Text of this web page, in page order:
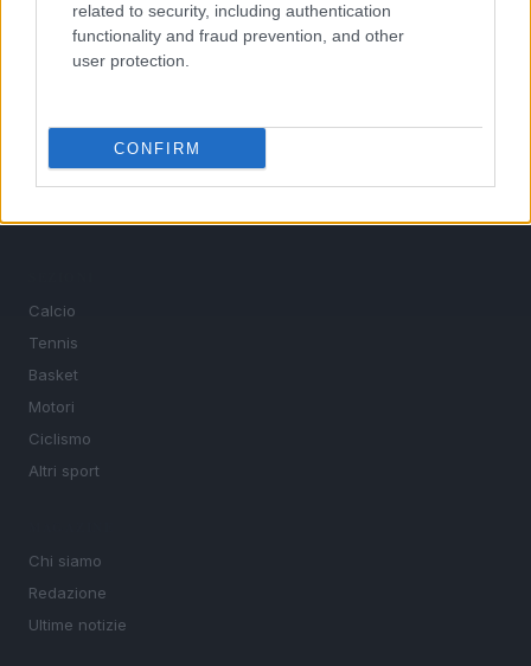
related to security, including authentication
functionality and fraud prevention, and other
user protection.
CONFIRM
Sportmagazine: notizie, approfondimenti e classifiche su
nazionali e internazionali, gli highlight delle partite, le
interviste ai protagonisti e i risultati in tempo reale di tutte
le discipline che fanno emozionare gli appassionati di
Calcio
Tennis
Basket
Motori
Ciclismo
Altri sport
Chi siamo
Redazione
Ultime notizie